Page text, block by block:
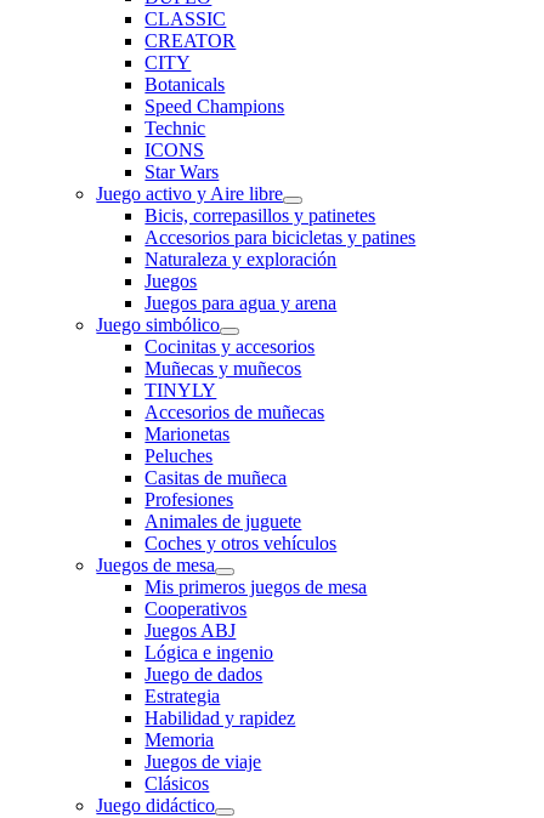
CLASSIC
CREATOR
CITY
Botanicals
Speed Champions
Technic
ICONS
Star Wars
Juego activo y Aire libre
Bicis, correpasillos y patinetes
Accesorios para bicicletas y patines
Naturaleza y exploración
Juegos
Juegos para agua y arena
Juego simbólico
Cocinitas y accesorios
Muñecas y muñecos
TINYLY
Accesorios de muñecas
Marionetas
Peluches
Casitas de muñeca
Profesiones
Animales de juguete
Coches y otros vehículos
Juegos de mesa
Mis primeros juegos de mesa
Cooperativos
Juegos ABJ
Lógica e ingenio
Juego de dados
Estrategia
Habilidad y rapidez
Memoria
Juegos de viaje
Clásicos
Juego didáctico